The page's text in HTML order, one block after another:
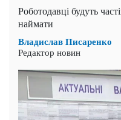
Роботодавці будуть
наймати
Владислав Писаренко
Редактор новин